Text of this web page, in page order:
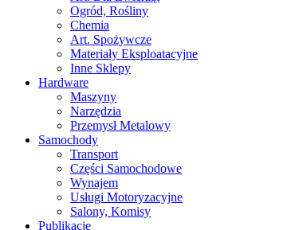
Ogród, Rośliny
Chemia
Art. Spożywcze
Materiały Eksploatacyjne
Inne Sklepy
Hardware
Maszyny
Narzędzia
Przemysł Metalowy
Samochody
Transport
Części Samochodowe
Wynajem
Usługi Motoryzacyjne
Salony, Komisy
Publikacje